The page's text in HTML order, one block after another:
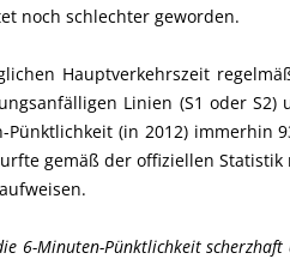
noch schlechter geworden.
Hauptverkehrszeit
Linien (S1 oder
Pünktlichkeit (in 2012) immerhin
gemäß der offiziellen
6-Minuten-Pünktlichkeit